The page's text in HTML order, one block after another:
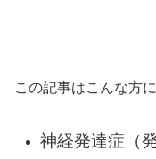
この記事はこんな方
神経発達症（